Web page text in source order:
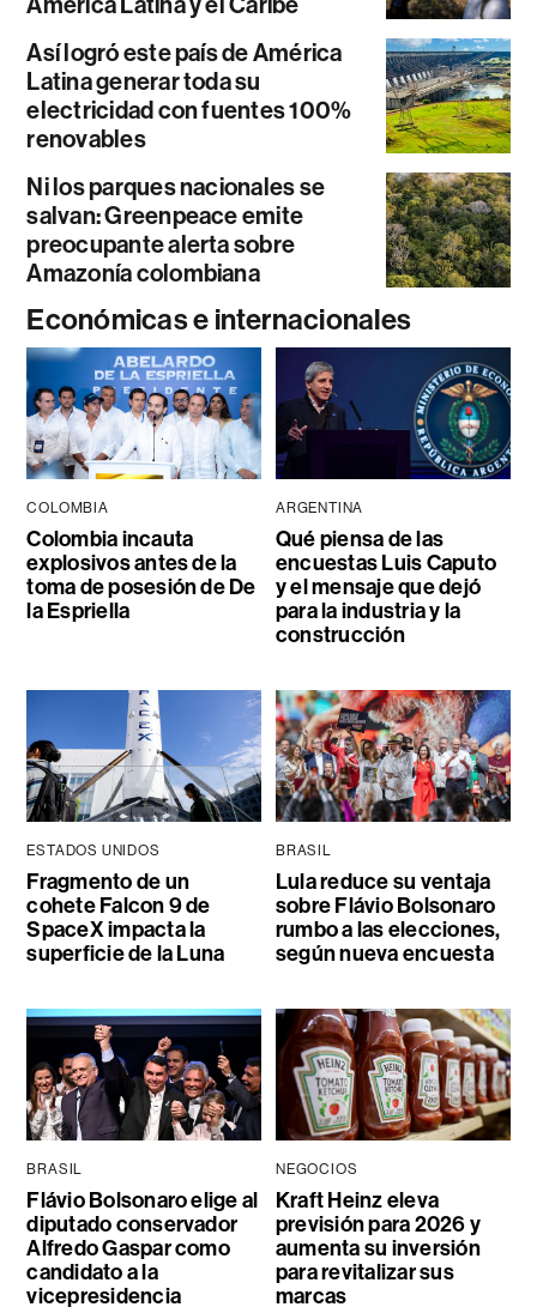
Así logró este país de América
Latina generar toda su
electricidad con fuentes 100%
renovables
Ni los parques nacionales se
salvan: Greenpeace emite
preocupante alerta sobre
Amazonía colombiana
Económicas e internacionales
COLOMBIA
Colombia incauta
explosivos antes de la
toma de posesión de De
la Espriella
ARGENTINA
Qué piensa de las
encuestas Luis Caputo
y el mensaje que dejó
para la industria y la
construcción
ESTADOS UNIDOS
Fragmento de un
cohete Falcon 9 de
SpaceX impacta la
superficie de la Luna
BRASIL
Lula reduce su ventaja
sobre Flávio Bolsonaro
rumbo a las elecciones,
según nueva encuesta
BRASIL
Flávio Bolsonaro elige al
diputado conservador
Alfredo Gaspar como
candidato a la
vicepresidencia
NEGOCIOS
Kraft Heinz eleva
previsión para 2026 y
aumenta su inversión
para revitalizar sus
marcas